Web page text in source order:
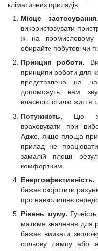
кліматичних приладів.
Місце застосування.
використовувати
ж на промисловому
обирайте побутові чи
Принцип роботи.
принципи роботи для
представлена на
допоможуть вам
власного стилю життя
Потужність. Цю
враховувати при
Адже, якщо площа
прилад не
замалій площі
комфортним.
Енергоефективність.
бажає скоротити
про навколишнє
Рівень шуму.
матиме значення для
бажає вмикати
сольову лампу або